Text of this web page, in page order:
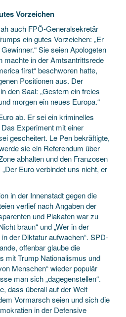
Vorzeichen
auch FPÖ-Generalsekretär
ein gutes Vorzeichen: „Er
Sie seien Apologeten
machte in der Amtsantrittsrede
first“ beschworen hatte,
Positionen aus. Der
den Saal: „Gestern ein freies
morgen ein neues Europa.“
ab. Er sei ein kriminelles
Experiment mit einer
gescheitert. Le Pen bekräftigte,
sie ein Referendum über
abhalten und den Franzosen
Euro verbindet uns nicht, er
in der Innenstadt gegen die
verlief nach Angaben der
und Plakaten war zu
braun“ und „Wer in der
der Diktatur aufwachen“. SPD-
offenbar glaube die
mit Trump Nationalismus und
Menschen“ wieder populär
man sich „dagegenstellen“.
dass überall auf der Welt
Vormarsch seien und sich die
in der Defensive